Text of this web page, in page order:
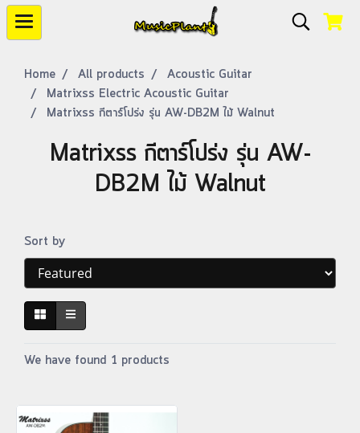
Home All products
Acoustic Guitar
Matrixss Electric Acoustic Guitar
Matrixss กีตาร์โปร่ง รุ่น AW-DB2M ไม้ Walnut
Matrixss กีตาร์โปร่ง รุ่น AW-
DB2M ไม้ Walnut
Sort by
We have found 1 products